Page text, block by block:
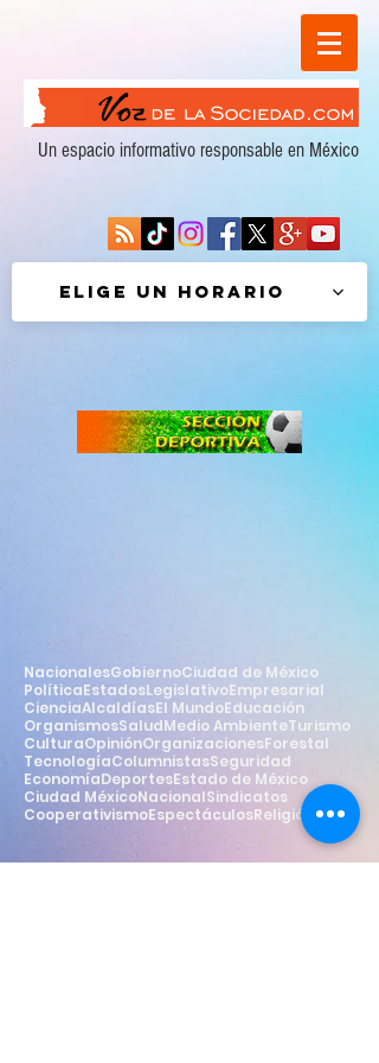
Un espacio informativo responsable en México
Elige un horario
NacionalesGobiernoCiudad de México
PolíticaEstadosLegislativoEmpresarial
CienciaAlcaldíasEl MundoEducación
OrganismosSaludMedio AmbienteTurismo
CulturaOpiniónOrganizacionesForestal
TecnologíaColumnistasSeguridad
EconomíaDeportesEstado de México
Ciudad MéxicoNacionalSindicatos
CooperativismoEspectáculosReligión Estilo